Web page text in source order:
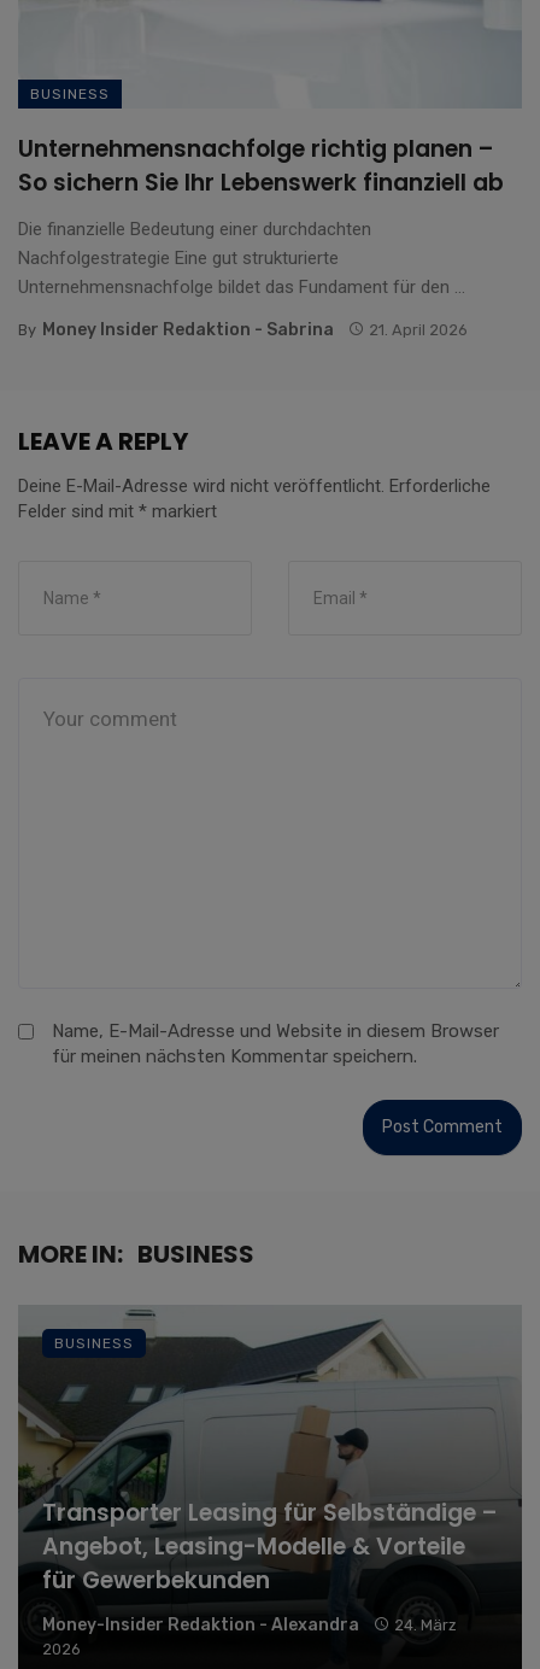
BUSINESS
Unternehmensnachfolge richtig planen –
So sichern Sie Ihr Lebenswerk finanziell ab
Die finanzielle Bedeutung einer durchdachten
Nachfolgestrategie Eine gut strukturierte
Unternehmensnachfolge bildet das Fundament für den ...
By Money Insider Redaktion - Sabrina 21. April 2026
LEAVE A REPLY
Deine E-Mail-Adresse wird nicht veröffentlicht. Erforderliche
Felder sind mit * markiert
Name, E-Mail-Adresse und Website in diesem Browser
für meinen nächsten Kommentar speichern.
MORE IN: BUSINESS
Transporter Leasing für Selbständige –
Angebot, Leasing-Modelle & Vorteile
für Gewerbekunden
Money-Insider Redaktion - Alexandra
24. März
2026
BUSINESS